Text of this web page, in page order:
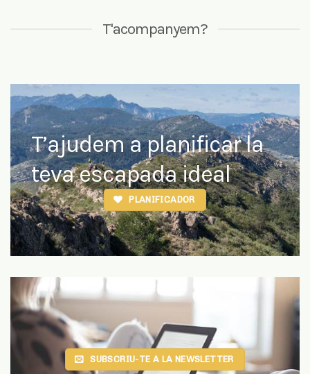
T’ajudem a planificar la
SUBSCRIU-TE A LA NEWSLETTER